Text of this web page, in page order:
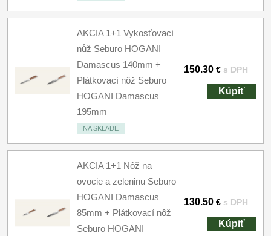
AKCIA 1+1 Vykosťovací
nůž Seburo HOGANI
Damascus 140mm +
Plátkovací nôž Seburo
HOGANI Damascus
195mm
NA SKLADE
150.30 € s DPH
Kúpiť
AKCIA 1+1 Nôž na
ovocie a zeleninu Seburo
HOGANI Damascus
85mm + Plátkovací nôž
Seburo HOGANI
130.50 € s DPH
Kúpiť